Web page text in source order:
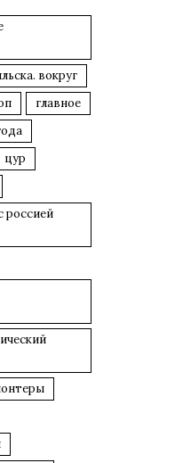
вокруг
главное
цур
россией